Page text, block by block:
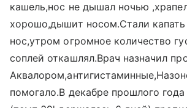
кашель,нос не дышал ночью
хорошо,дышит носом.Стали
нос,утром огромное количество
соплей откашлял.Врач назначил
помогало.В декабре прошлого